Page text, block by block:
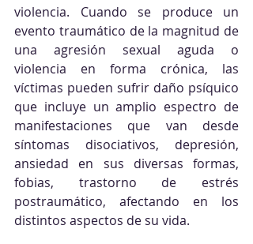
violencia. Cuando se produce un
evento traumático de la magnitud de
una agresión sexual aguda o
violencia en forma crónica, las
víctimas pueden sufrir daño psíquico
que incluye un amplio espectro de
manifestaciones que van desde
síntomas disociativos, depresión,
ansiedad en sus diversas formas,
fobias, trastorno de estrés
postraumático, afectando en los
distintos aspectos de su vida.